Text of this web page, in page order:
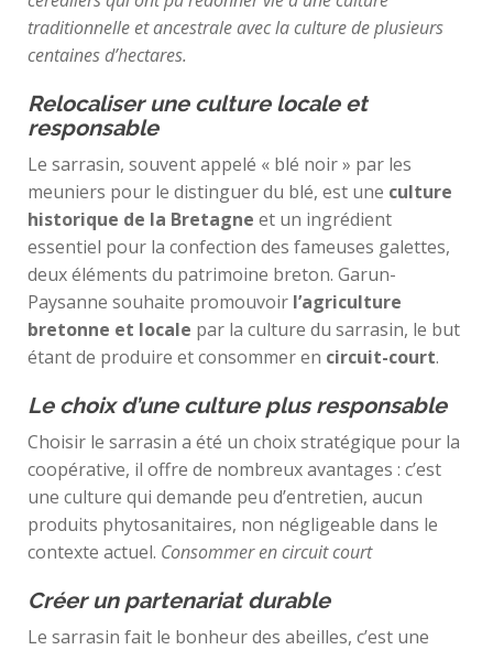
traditionnelle et ancestrale avec la culture de plusieurs
centaines d’hectares.
Relocaliser une culture locale et
responsable
Le sarrasin, souvent appelé « blé noir » par les
meuniers pour le distinguer du blé, est une culture
historique de la Bretagne et un ingrédient
essentiel pour la confection des fameuses galettes,
deux éléments du patrimoine breton. Garun-
Paysanne souhaite promouvoir l’agriculture
bretonne et locale par la culture du sarrasin, le but
étant de produire et consommer en circuit-court.
Le choix d’une culture plus responsable
Choisir le sarrasin a été un choix stratégique pour la
coopérative, il offre de nombreux avantages : c’est
une culture qui demande peu d’entretien, aucun
produits phytosanitaires, non négligeable dans le
contexte actuel. Consommer en circuit court
Créer un partenariat durable
Le sarrasin fait le bonheur des abeilles, c’est une